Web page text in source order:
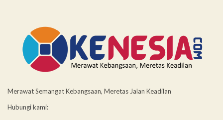
Merawat Semangat Kebangsaan, Meretas Jalan Keadilan
Hubungi kami: